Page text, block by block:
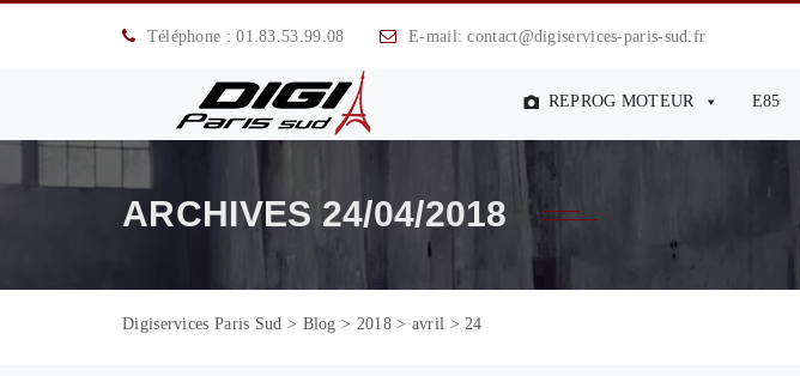
Téléphone : 01.83.53.99.08 E-mail: contact@digiservices-paris-sud.fr
REPROG MOTEUR E85
ARCHIVES 24/04/2018
Digiservices Paris Sud > Blog > 2018> avril >24